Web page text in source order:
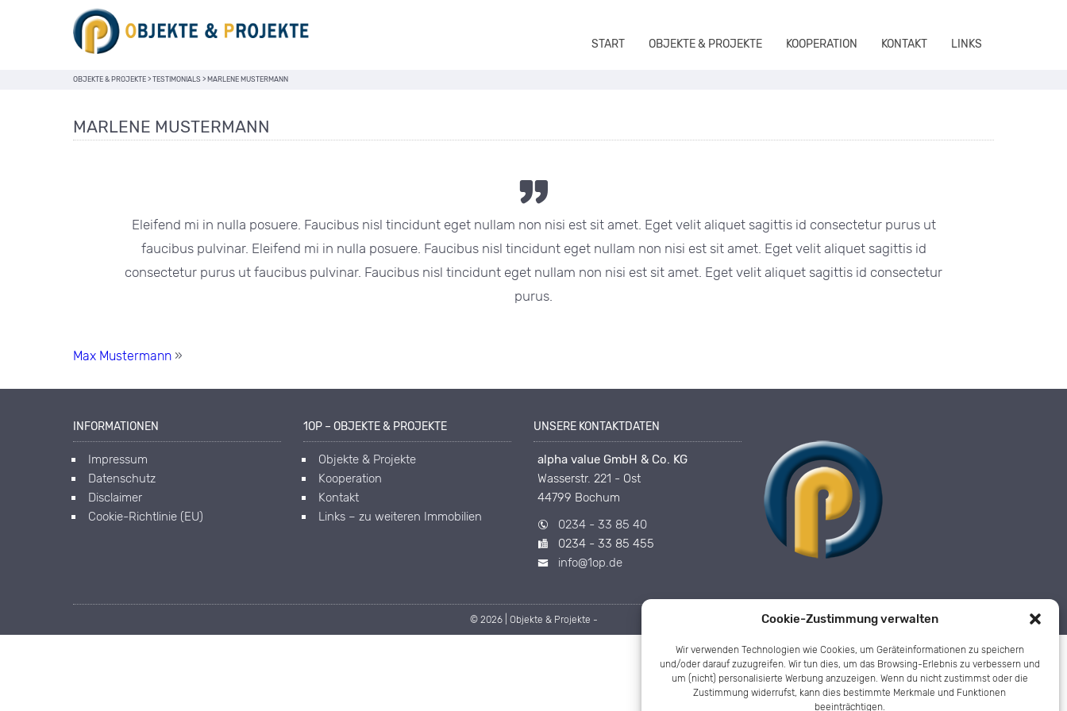
Cookie-Zustimmung verwalten
Wir verwenden Technologien wie Cookies, um Geräteinformationen zu speichern
und/oder darauf zuzugreifen. Wir tun dies, um das Browsing-Erlebnis zu verbessern und
um (nicht) personalisierte Werbung anzuzeigen. Wenn du nicht zustimmst oder die
Zustimmung widerrufst, kann dies bestimmte Merkmale und Funktionen
beeinträchtigen.
START OBJEKTE & PROJEKTE KOOPERATION KONTAKT LINKS
OBJEKTE & PROJEKTE > TESTIMONIALS > MARLENE MUSTERMANN
MARLENE MUSTERMANN
Eleifend mi in nulla posuere. Faucibus nisl tincidunt eget nullam non nisi est sit amet. Eget velit aliquet sagittis id consectetur purus ut
faucibus pulvinar. Eleifend mi in nulla posuere. Faucibus nisl tincidunt eget nullam non nisi est sit amet. Eget velit aliquet sagittis id
consectetur purus ut faucibus pulvinar. Faucibus nisl tincidunt eget nullam non nisi est sit amet. Eget velit aliquet sagittis id consectetur
purus.
Max Mustermann »
INFORMATIONEN
Impressum
Datenschutz
Disclaimer
Cookie-Richtlinie (EU)
1OP – OBJEKTE & PROJEKTE
Objekte & Projekte
Kooperation
Kontakt
Links – zu weiteren Immobilien
UNSERE KONTAKTDATEN
alpha value GmbH & Co. KG
Wasserstr. 221 - Ost
44799 Bochum
0234 - 33 85 40
0234 - 33 85 455
info@1op.de
© 2026 | Objekte & Projekte -